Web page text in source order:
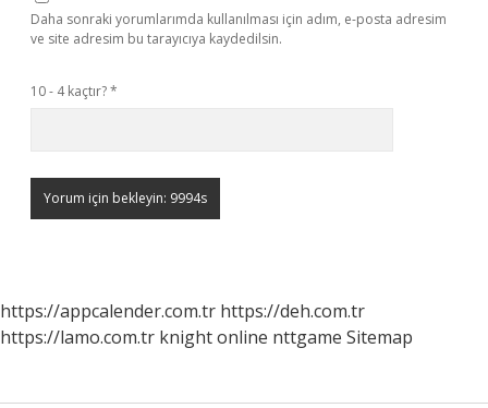
Daha sonraki yorumlarımda kullanılması için adım, e-posta adresim
ve site adresim bu tarayıcıya kaydedilsin.
10 - 4 kaçtır?*
https://appcalender.com.tr https://deh.com.tr
https://lamo.com.tr knight online nttgame Sitemap